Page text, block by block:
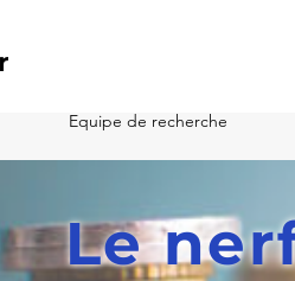
Equipe de recherche
Le